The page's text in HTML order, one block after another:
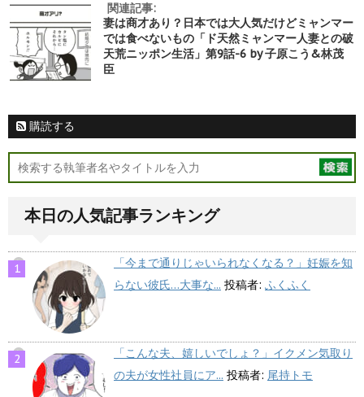
関連記事:
妻は商才あり？日本では大人気だけどミャンマー
では食べないもの「ド天然ミャンマー人妻との破
天荒ニッポン生活」第9話-6 by 子原こう&林茂
臣
購読する
本日の人気記事ランキング
「今まで通りじゃいられなくなる？」妊娠を知
らない彼氏…大事な... 投稿者: ふくふく
「こんな夫、嬉しいでしょ？」イクメン気取り
の夫が女性社員にア... 投稿者: 尾持トモ